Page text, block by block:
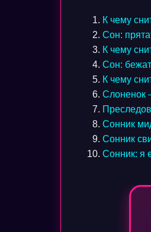
К чему
Сон:
К чему
Сон:
К чему
Слоненок
Сонник
Сонник
Сонник: я